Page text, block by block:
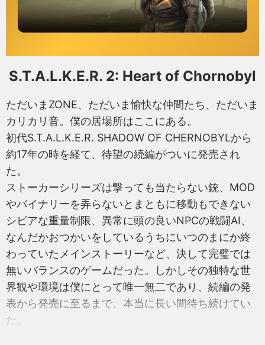
S.T.A.L.K.E.R. 2: Heart of Chornobyl
ただいまZONE、ただいま愉快な仲間たち、ただいま
カリカリ音。僕の居場所はここにある。
初代S.T.A.L.K.E.R. SHADOW OF CHERNOBYLから
約17年の時を経て、待望の続編がついに発売され
た。
ストーカーシリーズは撃っても当たらない銃、MOD
やバイナリーを弄らないとまともに移動もできない
シビアな重量制限、異常に頭の良いNPCの戦闘AI、
なんだかおつかいをしているうちにいつのまにか終
わっていたメインストーリーなど、決して完璧では
無いバランスのゲームだった。しかしその独特な世
界観や環境は僕にとって唯一無二であり、続編の発
表から発売に至るまで、本当に長い間待ち続けてい
た。